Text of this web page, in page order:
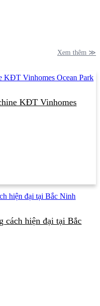
Xem thêm ≫
KĐT Vinhomes
cách hiện đại tại Bắc